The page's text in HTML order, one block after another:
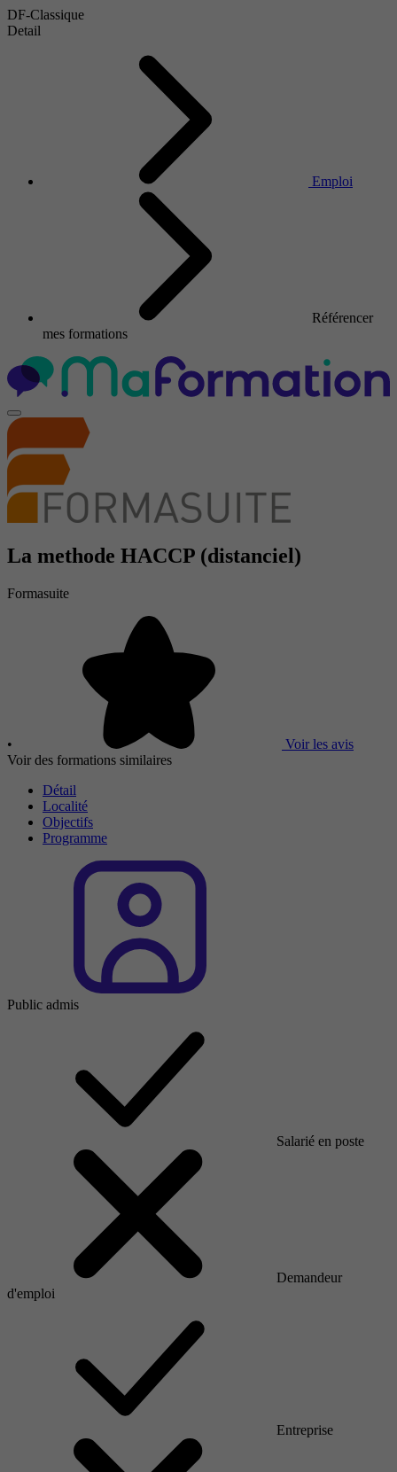
DF-Classique
Detail
Emploi
Référencer
mes formations
La methode HACCP (distanciel)
Formasuite
•
Voir les avis
Voir des formations similaires
Détail
Localité
Objectifs
Programme
Public admis
Salarié en poste
Demandeur
d'emploi
Entreprise